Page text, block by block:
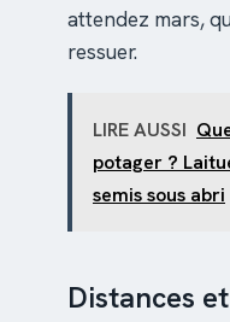
attendez mars,
ressuer.
LIRE AUSSI
potager ?
semis sous abri
Distances